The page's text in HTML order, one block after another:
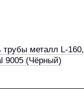
трубы металл L-160,
9005 (Чёрный)